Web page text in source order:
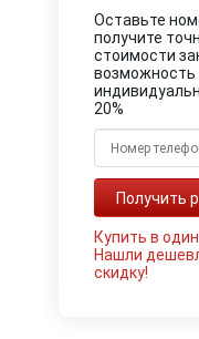
Оставьте
получите
стоимости
возможность
20%
Купить в
Нашли
скидку!